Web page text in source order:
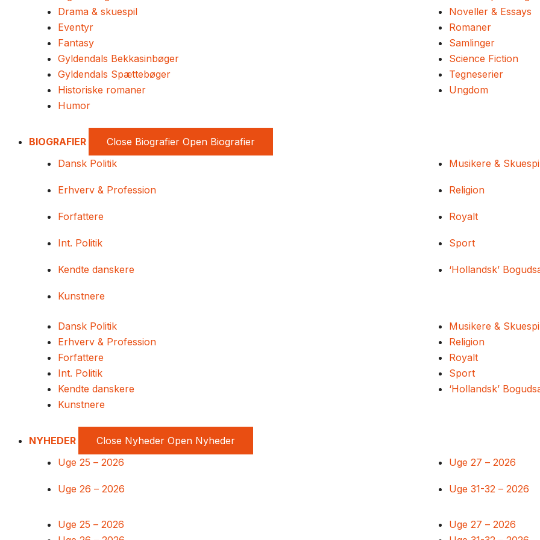
Drama & skuespil
Eventyr
Fantasy
Gyldendals Bekkasinbøger
Gyldendals Spættebøger
Historiske romaner
Humor
Noveller & Essays
Romaner
Samlinger
Science Fiction
Tegneserier
Ungdom
BIOGRAFIER Close Biografier Open Biografier
Dansk Politik
Erhverv & Profession
Forfattere
Int. Politik
Kendte danskere
Kunstnere
Musikere &
Religion
Royalt
Sport
‘Hollandsk’
Dansk Politik
Erhverv & Profession
Forfattere
Int. Politik
Kendte danskere
Kunstnere
Musikere &
Religion
Royalt
Sport
‘Hollandsk’
NYHEDER Close Nyheder Open Nyheder
Uge 25 – 2026
Uge 26 – 2026
Uge 27 – 2026
Uge 31-32 – 2026
Uge 25 – 2026
Uge 27 – 2026